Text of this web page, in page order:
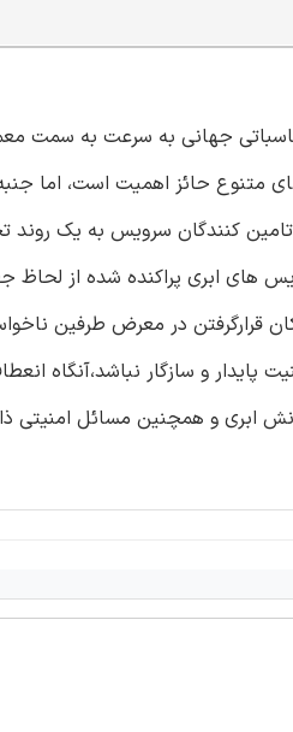
جهانی به سرعت به سمت
متنوع حائز اهمیت است، اما
کنندگان سرویس به یک روند
ابری پراکنده شده از لحاظ
قرارگرفتن در معرض طرفین
و سازگار نباشد،آنگاه
ابری و همچنین مسائل امنیتی